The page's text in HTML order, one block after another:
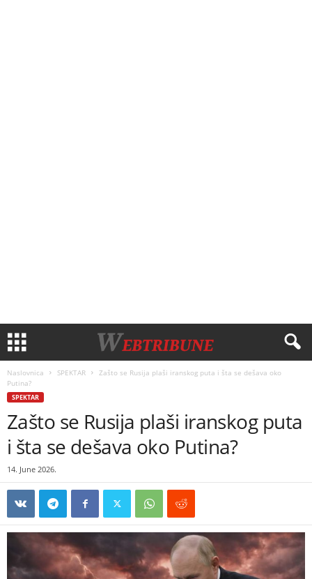
Naslovnica SPEKTAR
Zašto se Rusija plaši iranskog puta i šta se dešava oko
Putina?
SPEKTAR
Zašto se Rusija plaši iranskog puta
i šta se dešava oko Putina?
14. June 2026.